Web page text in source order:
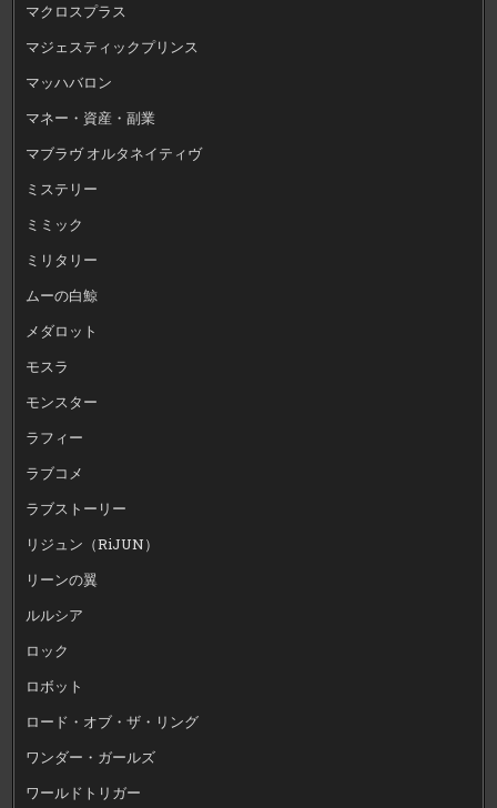
マクロスプラス
マジェスティックプリンス
マッハバロン
マネー・資産・副業
マブラヴ オルタネイティヴ
ミステリー
ミミック
ミリタリー
ムーの白鯨
メダロット
モスラ
モンスター
ラフィー
ラブコメ
ラブストーリー
リジュン（RiJUN）
リーンの翼
ルルシア
ロック
ロボット
ロード・オブ・ザ・リング
ワンダー・ガールズ
ワールドトリガー